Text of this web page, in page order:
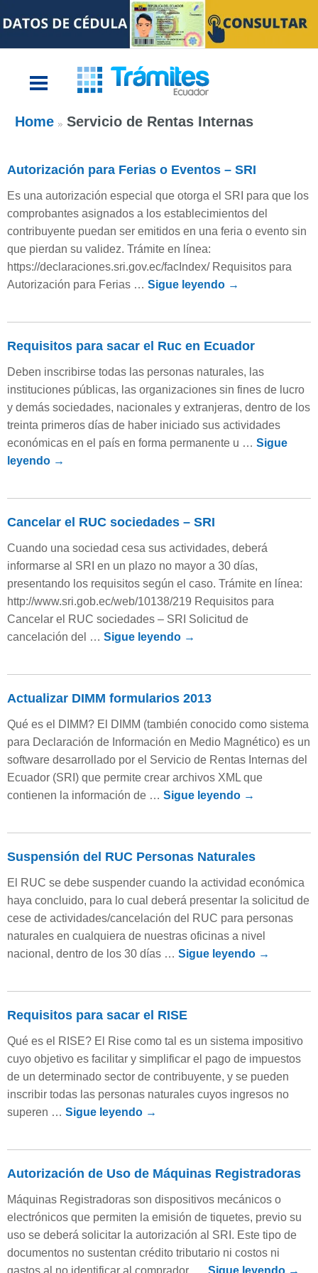
Home Servicio de Rentas Internas
Autorización para Ferias o Eventos – SRI
Es una autorización especial que otorga el SRI para que los
comprobantes asignados a los establecimientos del
contribuyente puedan ser emitidos en una feria o evento sin
que pierdan su validez. Trámite en línea:
https://declaraciones.sri.gov.ec/facIndex/ Requisitos para
Autorización para Ferias … Sigue leyendo →
Requisitos para sacar el Ruc en Ecuador
Deben inscribirse todas las personas naturales, las
instituciones públicas, las organizaciones sin fines de lucro
y demás sociedades, nacionales y extranjeras, dentro de los
treinta primeros días de haber iniciado sus actividades
económicas en el país en forma permanente u … Sigue
leyendo →
Cancelar el RUC sociedades – SRI
Cuando una sociedad cesa sus actividades, deberá
informarse al SRI en un plazo no mayor a 30 días,
presentando los requisitos según el caso. Trámite en línea:
http://www.sri.gob.ec/web/10138/219 Requisitos para
Cancelar el RUC sociedades – SRI Solicitud de
cancelación del … Sigue leyendo →
Actualizar DIMM formularios 2013
Qué es el DIMM? El DIMM (también conocido como sistema
para Declaración de Información en Medio Magnético) es un
software desarrollado por el Servicio de Rentas Internas del
Ecuador (SRI) que permite crear archivos XML que
contienen la información de … Sigue leyendo →
Suspensión del RUC Personas Naturales
El RUC se debe suspender cuando la actividad económica
haya concluido, para lo cual deberá presentar la solicitud de
cese de actividades/cancelación del RUC para personas
naturales en cualquiera de nuestras oficinas a nivel
nacional, dentro de los 30 días … Sigue leyendo →
Requisitos para sacar el RISE
Qué es el RISE? El Rise como tal es un sistema impositivo
cuyo objetivo es facilitar y simplificar el pago de impuestos
de un determinado sector de contribuyente, y se pueden
inscribir todas las personas naturales cuyos ingresos no
superen … Sigue leyendo →
Autorización de Uso de Máquinas Registradoras
Máquinas Registradoras son dispositivos mecánicos o
electrónicos que permiten la emisión de tiquetes, previo su
uso se deberá solicitar la autorización al SRI. Este tipo de
documentos no sustentan crédito tributario ni costos ni
gastos al no identificar al comprador, … Sigue leyendo →